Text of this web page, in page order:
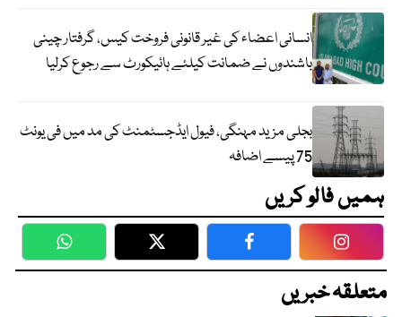
انسانی اعضاء کی غیر قانونی فروخت کیس، گرفتار چینی
باشندوں نے ضمانت کیلئے ہائیکورٹ سے رجوع کرلیا
بجلی مزید مہنگی، فیول ایڈجسٹمنٹ کی مد میں فی یونٹ
75 پیسے اضافہ
ہمیں فالو کریں
WhatsApp Twitter Facebook
متعلقہ خبریں